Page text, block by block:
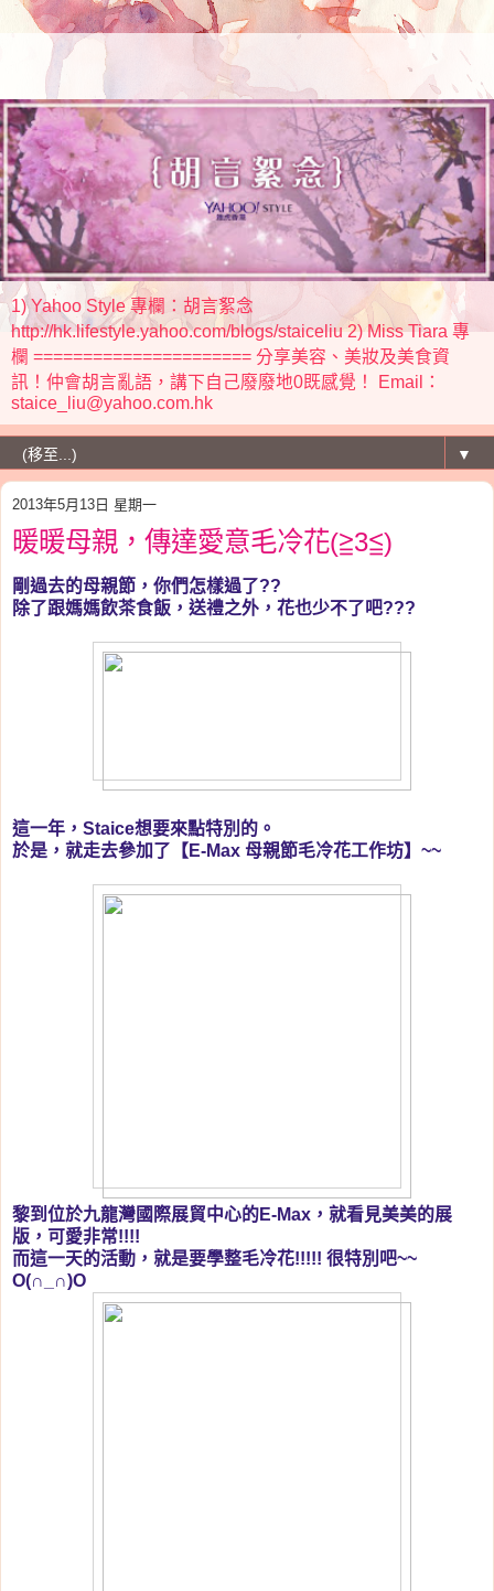
1) Yahoo Style 專欄：胡言絮念
http://hk.lifestyle.yahoo.com/blogs/staiceliu 2) Miss Tiara 專
欄 ====================== 分享美容、美妝及美食資
訊！仲會胡言亂語，講下自己廢廢地0既感覺！ Email：
staice_liu@yahoo.com.hk
▼
2013年5月13日 星期一
暖暖母親，傳達愛意毛冷花(≧3≦)
剛過去的母親節，你們怎樣過了??
除了跟媽媽飲茶食飯，送禮之外，花也少不了吧???
這一年，Staice想要來點特別的。
於是，就走去參加了【E-Max 母親節毛冷花工作坊】~~
黎到位於九龍灣國際展貿中心的E-Max，就看見美美的展
版，可愛非常!!!!
而這一天的活動，就是要學整毛冷花!!!!! 很特別吧~~
O(∩_∩)O